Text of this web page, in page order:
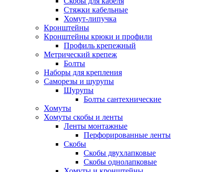
Стяжки кабельные
Хомут-липучка
Кронштейны
Кронштейны крюки и профили
Профиль крепежный
Метрический крепеж
Болты
Наборы для крепления
Саморезы и шурупы
Шурупы
Болты сантехнические
Хомуты
Хомуты скобы и ленты
Ленты монтажные
Перфорированные ленты
Скобы
Скобы двухлапковые
Скобы однолапковые